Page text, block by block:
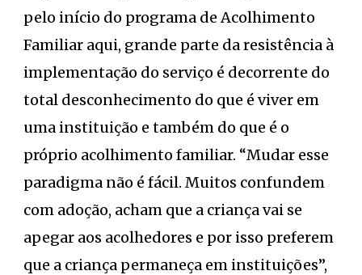
pelo início do programa de Acolhimento
Familiar aqui, grande parte da resistência à
implementação do serviço é decorrente do
total desconhecimento do que é viver em
uma instituição e também do que é o
próprio acolhimento familiar. “Mudar esse
paradigma não é fácil. Muitos confundem
com adoção, acham que a criança vai se
apegar aos acolhedores e por isso preferem
que a criança permaneça em instituições”,